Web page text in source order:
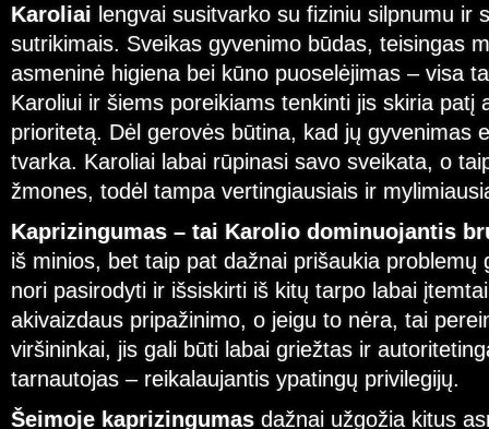
Karoliai lengvai susitvarko su fiziniu silpnumu ir
sutrikimais. Sveikas gyvenimo būdas, teisingas
asmeninė higiena bei kūno puoselėjimas – visa
Karoliui ir šiems poreikiams tenkinti jis skiria patį
prioritetą. Dėl gerovės būtina, kad jų gyvenimas
tvarka. Karoliai labai rūpinasi savo sveikata, o
žmones, todėl tampa vertingiausiais ir
Kaprizingumas – tai Karolio dominuojantis
iš minios, bet taip pat dažnai prišaukia problemų
nori pasirodyti ir išsiskirti iš kitų tarpo labai
akivaizdaus pripažinimo, o jeigu to nėra, tai
viršininkai, jis gali būti labai griežtas ir
tarnautojas – reikalaujantis ypatingų privilegijų.
Šeimoje kaprizingumas dažnai užgožia kitus